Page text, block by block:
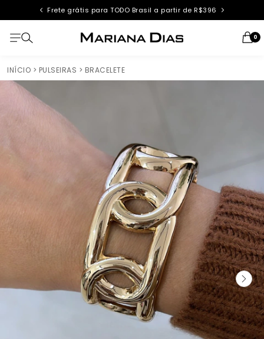
Frete grátis para TODO Brasil a partir de R$396
0
INÍCIO > PULSEIRAS > BRACELETE